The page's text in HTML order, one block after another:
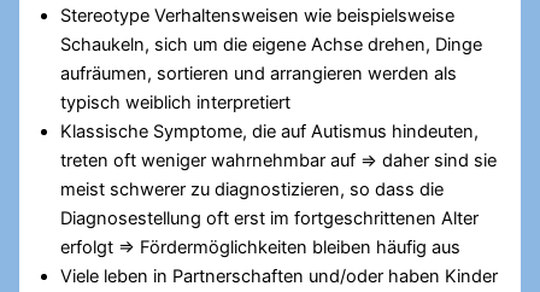
Stereotype Verhaltensweisen wie beispielsweise
Schaukeln, sich um die eigene Achse drehen, Dinge
aufräumen, sortieren und arrangieren werden als
typisch weiblich interpretiert
Klassische Symptome, die auf Autismus hindeuten,
treten oft weniger wahrnehmbar auf => daher sind sie
meist schwerer zu diagnostizieren, so dass die
Diagnosestellung oft erst im fortgeschrittenen Alter
erfolgt => Fördermöglichkeiten bleiben häufig aus
Viele leben in Partnerschaften und/oder haben Kinder